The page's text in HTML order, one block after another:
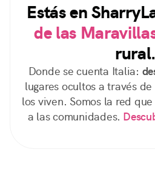
Estás en
de las
rural.
Donde se cuenta Italia:
lugares ocultos a través
los viven. Somos la red
a las comunidades.